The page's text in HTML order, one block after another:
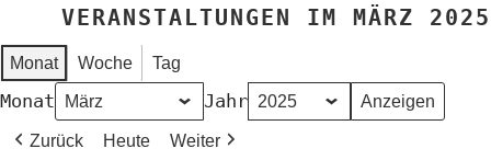
VERANSTALTUNGEN IM MÄRZ 2025
Monat Woche Tag
Monat Jahr
Zurück Heute Weiter